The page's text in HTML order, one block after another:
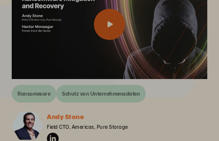
Ransomware Schutz von Unternehmensdaten
Andy Stone
Field CTO, Americas, Pure Storage